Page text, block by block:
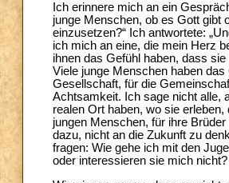
Ich erinnere mich an ein
junge Menschen, ob es Gott gibt
einzusetzen?“ Ich antwortete:
ich mich an eine, die mein Herz
ihnen das Gefühl haben, dass
Viele junge Menschen haben
Gesellschaft, für die
Achtsamkeit. Ich sage nicht alle,
realen Ort haben, wo sie
jungen Menschen, für ihre
dazu, nicht an die Zukunft zu
fragen: Wie gehe ich mit den
oder interessieren sie mich